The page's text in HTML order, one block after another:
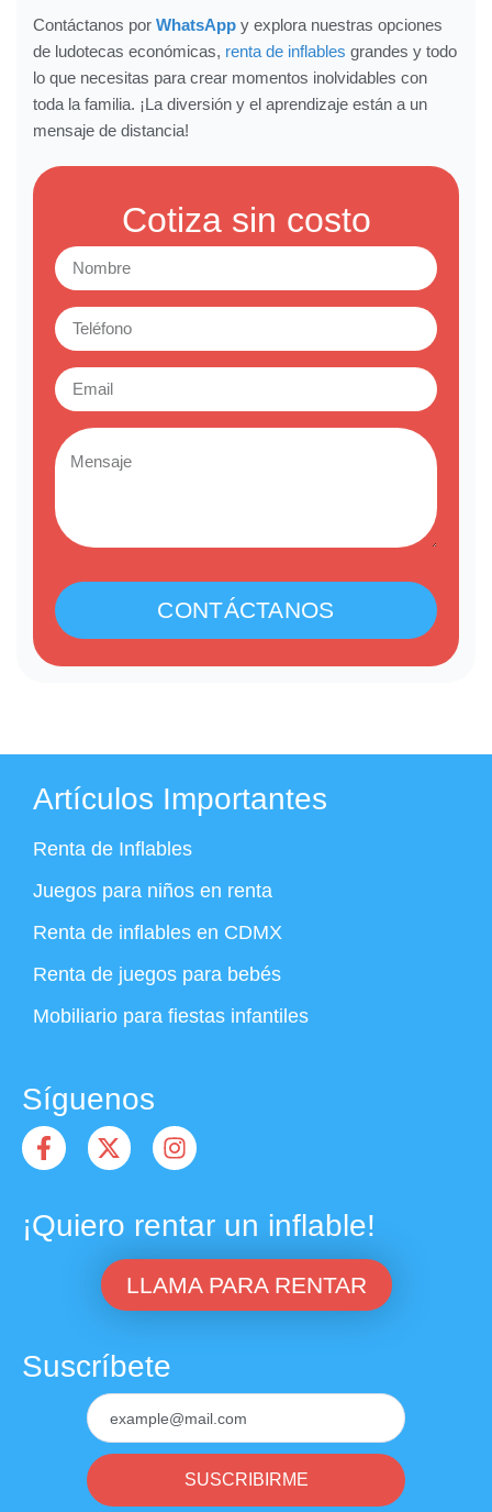
Contáctanos por WhatsApp y explora nuestras opciones
de ludotecas económicas, renta de inflables grandes y todo
lo que necesitas para crear momentos inolvidables con
toda la familia. ¡La diversión y el aprendizaje están a un
mensaje de distancia!
Cotiza sin costo
CONTÁCTANOS
Artículos Importantes
Renta de Inflables
Juegos para niños en renta
Renta de inflables en CDMX
Renta de juegos para bebés
Mobiliario para fiestas infantiles
Síguenos
¡Quiero rentar un inflable!
LLAMA PARA RENTAR
Suscríbete
SUSCRIBIRME